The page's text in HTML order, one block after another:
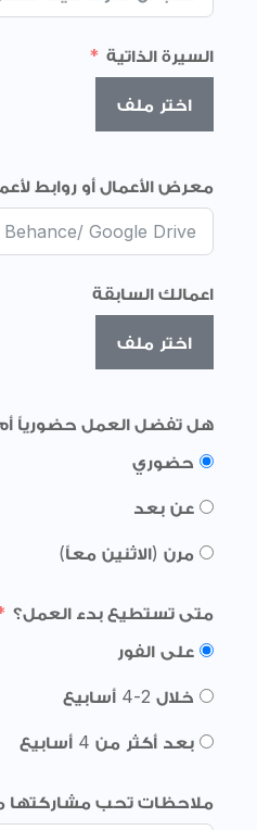
السيرة الذاتية
اختر ملف
معرض الأعمال أو روابط
اعمالك السابقة
اختر ملف
هل تفضل العمل حضورياً
حضوري
عن بعد
مرن (الاثنين معاً)
متى تستطيع بدء العمل؟
على الفور
خلال 2-4 أسابيع
بعد أكثر من 4 أسابيع
ملاحظات تحب مشاركتها